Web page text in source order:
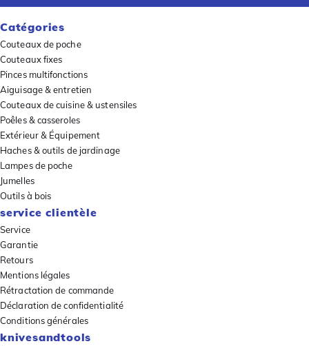
Catégories
Couteaux de poche
Couteaux fixes
Pinces multifonctions
Aiguisage & entretien
Couteaux de cuisine & ustensiles
Poêles & casseroles
Extérieur & Équipement
Haches & outils de jardinage
Lampes de poche
Jumelles
Outils à bois
service clientèle
Service
Garantie
Retours
Mentions légales
Rétractation de commande
Déclaration de confidentialité
Conditions générales
knivesandtools